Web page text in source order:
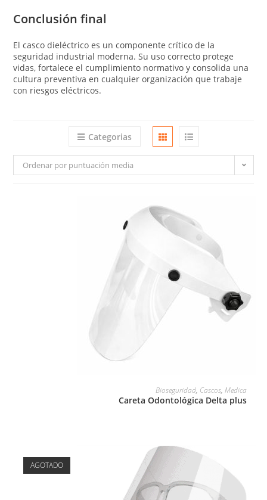
Conclusión final
El casco dieléctrico es un componente crítico de la
seguridad industrial moderna. Su uso correcto protege
vidas, fortalece el cumplimiento normativo y consolida una
cultura preventiva en cualquier organización que trabaje
con riesgos eléctricos.
Categorias
Ordenar por puntuación media
Bioseguridad, Cascos,Medica
Careta Odontológica Delta plus
AGOTADO